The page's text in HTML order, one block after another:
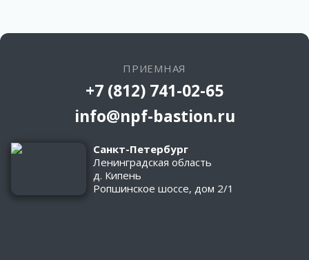
ПРИЕМНАЯ
+7 (812) 741-02-65
info@npf-bastion.ru
Санкт-Петербург
Ленинградская область
д. Кипень
Ропшинское шоссе, дом 2/1